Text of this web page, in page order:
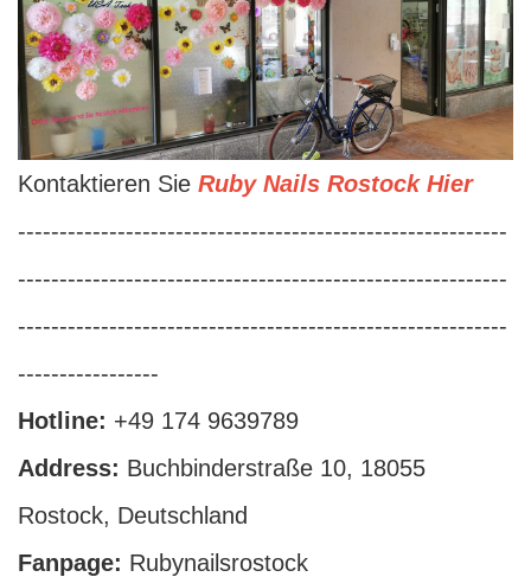
Kontaktieren Sie Ruby Nails Rostock Hier
-----------------------------------------------------------
-----------------------------------------------------------
-----------------------------------------------------------
-----------------
Hotline: +49 174 9639789
Address: Buchbinderstraße 10, 18055
Rostock, Deutschland
Fanpage: Rubynailsrostock